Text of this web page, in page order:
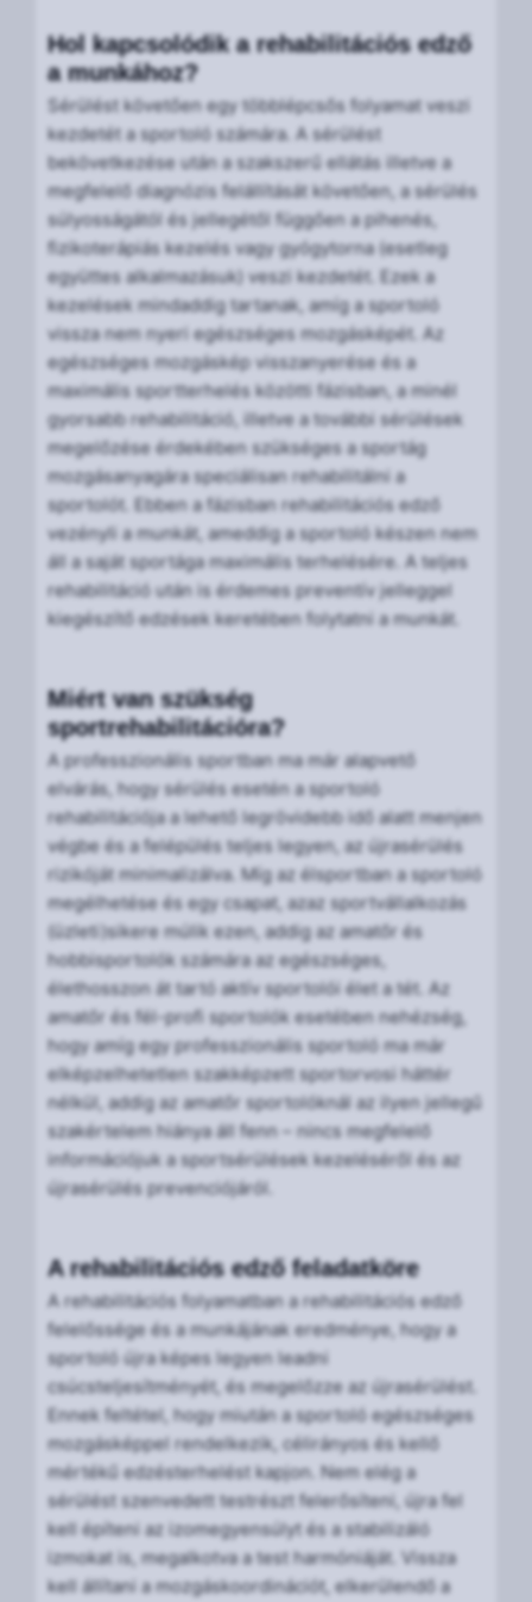
Hol kapcsolódik a rehabilitációs edző
a munkához?
Sérülést követően egy többlépcsős folyamat veszi
kezdetét a sportoló számára. A sérülést
bekövetkezése után a szakszerű ellátás illetve a
megfelelő diagnózis felállítását követően, a sérülés
súlyosságától és jellegétől függően a pihenés,
fizikoterápiás kezelés vagy gyógytorna (esetleg
együttes alkalmazásuk) veszi kezdetét. Ezek a
kezelések mindaddig tartanak, amíg a sportoló
vissza nem nyeri egészséges mozgásképét. Az
egészséges mozgáskép visszanyerése és a
maximális sportterhelés közötti fázisban, a minél
gyorsabb rehabilitáció, illetve a további sérülések
megelőzése érdekében szükséges a sportág
mozgásanyagára speciálisan rehabilitálni a
sportolót. Ebben a fázisban rehabilitációs edző
vezényli a munkát, ameddig a sportoló készen nem
áll a saját sportága maximális terhelésére. A teljes
rehabilitáció után is érdemes preventív jelleggel
kiegészítő edzések keretében folytatni a munkát.
Miért van szükség
sportrehabilitációra?
A professzionális sportban ma már alapvető
elvárás, hogy sérülés esetén a sportoló
rehabilitációja a lehető legrövidebb idő alatt menjen
végbe és a felépülés teljes legyen, az újrasérülés
rizikóját minimalizálva. Míg az élsportban a sportoló
megélhetése és egy csapat, azaz sportvállalkozás
(üzleti)sikere múlik ezen, addig az amatőr és
hobbisportolók számára az egészséges,
élethosszon át tartó aktív sportolói élet a tét. Az
amatőr és fél-profi sportolók esetében nehézség,
hogy amíg egy professzionális sportoló ma már
elképzelhetetlen szakképzett sportorvosi háttér
nélkül, addig az amatőr sportolóknál az ilyen jellegű
szakértelem hiánya áll fenn – nincs megfelelő
információjuk a sportsérülések kezeléséről és az
újrasérülés prevenciójáról.
A rehabilitációs edző feladatköre
A rehabilitációs folyamatban a rehabilitációs edző
felelőssége és a munkájának eredménye, hogy a
sportoló újra képes legyen leadni
csúcsteljesítményét, és megelőzze az újrasérülést.
Ennek feltétel, hogy miután a sportoló egészséges
mozgásképpel rendelkezik, célirányos és kellő
mértékű edzésterhelést kapjon. Nem elég a
sérülést szenvedett testrészt felerősíteni, újra fel
kell építeni az izomegyensúlyt és a stabilizáló
izmokat is, megalkotva a test harmóniáját. Vissza
kell állítani a mozgáskoordinációt, elkerülendő a